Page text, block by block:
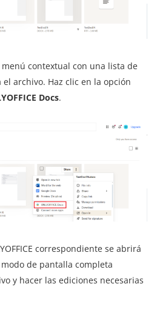
contextual con una lista de
archivo. Haz clic en la opción
Docs.
correspondiente se abrirá
de pantalla completa
y hacer las ediciones necesarias